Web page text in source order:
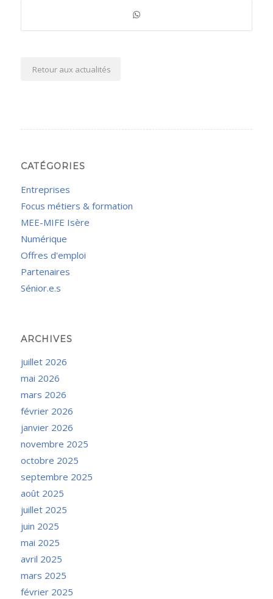
Retour aux actualités
CATÉGORIES
Entreprises
Focus métiers & formation
MEE-MIFE Isère
Numérique
Offres d'emploi
Partenaires
Sénior.e.s
ARCHIVES
juillet 2026
mai 2026
mars 2026
février 2026
janvier 2026
novembre 2025
octobre 2025
septembre 2025
août 2025
juillet 2025
juin 2025
mai 2025
avril 2025
mars 2025
février 2025